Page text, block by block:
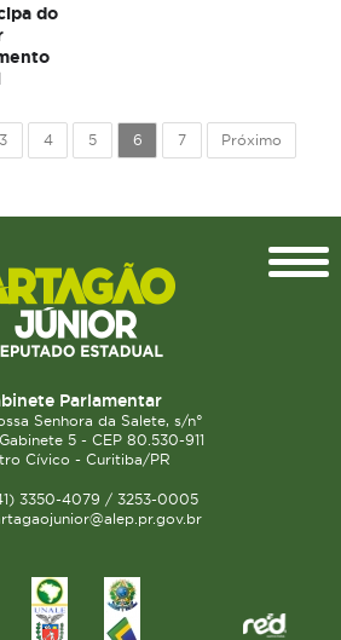
do
3 4 5 6 7 Próximo
Parlamentar
Senhora da Salete, s/n°
5 - CEP 80.530-911
Cívico - Curitiba/PR
3350-4079 / 3253-0005